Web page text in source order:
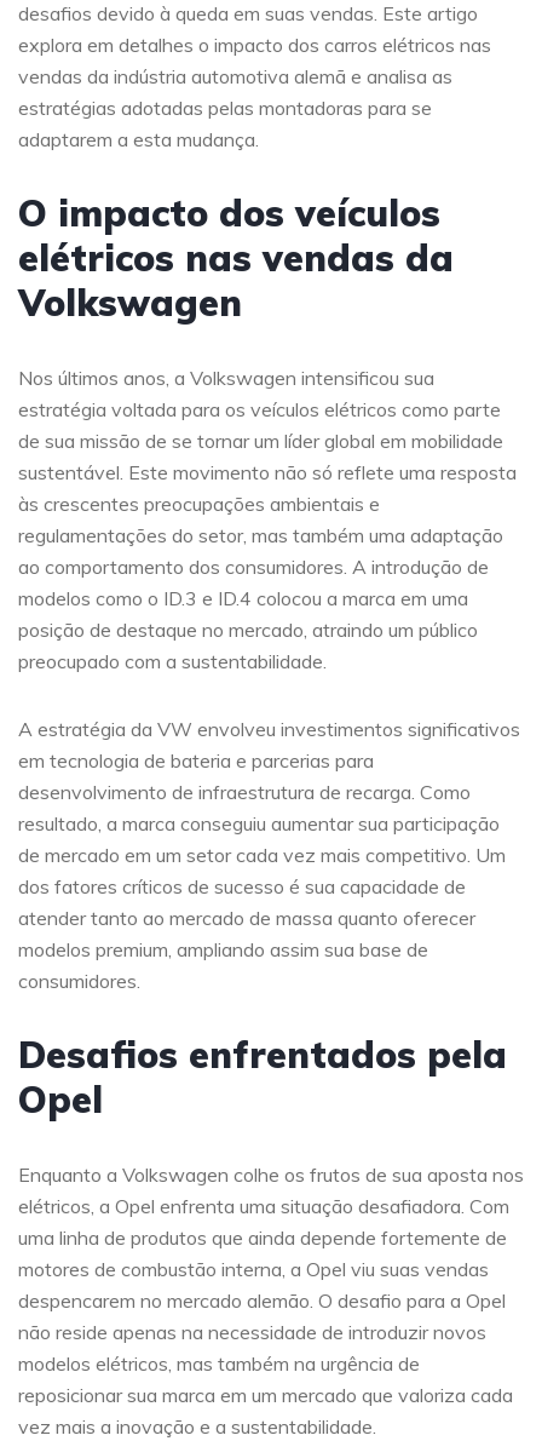
desafios devido à queda em suas vendas. Este artigo
explora em detalhes o impacto dos carros elétricos nas
vendas da indústria automotiva alemã e analisa as
estratégias adotadas pelas montadoras para se
adaptarem a esta mudança.
O impacto dos veículos
elétricos nas vendas da
Volkswagen
Nos últimos anos, a Volkswagen intensificou sua
estratégia voltada para os veículos elétricos como parte
de sua missão de se tornar um líder global em mobilidade
sustentável. Este movimento não só reflete uma resposta
às crescentes preocupações ambientais e
regulamentações do setor, mas também uma adaptação
ao comportamento dos consumidores. A introdução de
modelos como o ID.3 e ID.4 colocou a marca em uma
posição de destaque no mercado, atraindo um público
preocupado com a sustentabilidade.
A estratégia da VW envolveu investimentos significativos
em tecnologia de bateria e parcerias para
desenvolvimento de infraestrutura de recarga. Como
resultado, a marca conseguiu aumentar sua participação
de mercado em um setor cada vez mais competitivo. Um
dos fatores críticos de sucesso é sua capacidade de
atender tanto ao mercado de massa quanto oferecer
modelos premium, ampliando assim sua base de
consumidores.
Desafios enfrentados pela
Opel
Enquanto a Volkswagen colhe os frutos de sua aposta nos
elétricos, a Opel enfrenta uma situação desafiadora. Com
uma linha de produtos que ainda depende fortemente de
motores de combustão interna, a Opel viu suas vendas
despencarem no mercado alemão. O desafio para a Opel
não reside apenas na necessidade de introduzir novos
modelos elétricos, mas também na urgência de
reposicionar sua marca em um mercado que valoriza cada
vez mais a inovação e a sustentabilidade.